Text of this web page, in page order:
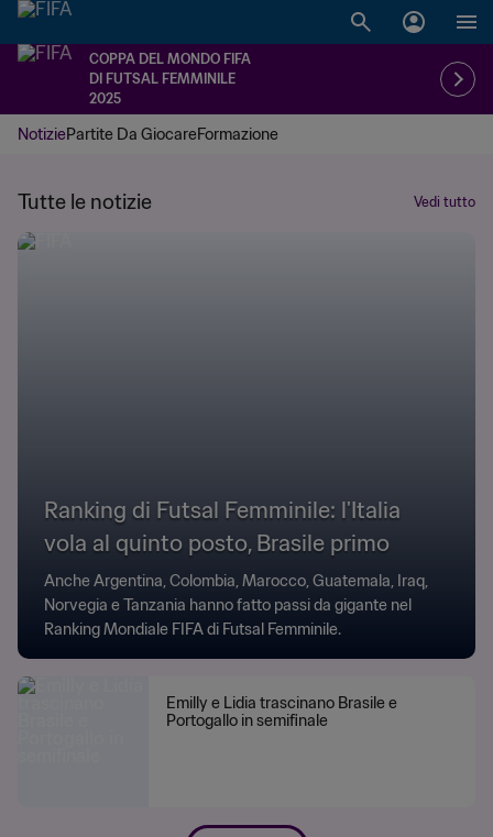
COPPA DEL MONDO FIFA
DI FUTSAL FEMMINILE
2025
NotiziePartite Da GiocareFormazione
Tutte le notizie Vedi tutto
Ranking di Futsal Femminile: l'Italia
vola al quinto posto, Brasile primo
Anche Argentina, Colombia, Marocco, Guatemala, Iraq,
Norvegia e Tanzania hanno fatto passi da gigante nel
Ranking Mondiale FIFA di Futsal Femminile.
Emilly e Lidia trascinano Brasile e
Portogallo in semifinale